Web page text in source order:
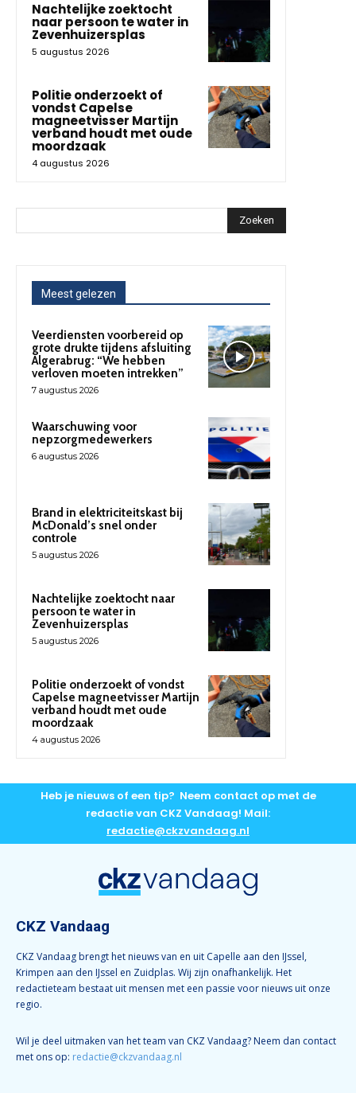
Nachtelijke zoektocht
naar persoon te water in
Zevenhuizersplas
5 augustus 2026
Politie onderzoekt of
vondst Capelse
magneetvisser Martijn
verband houdt met oude
moordzaak
4 augustus 2026
Zoeken
Meest gelezen
Veerdiensten voorbereid op
grote drukte tijdens afsluiting
Algerabrug: “We hebben
verloven moeten intrekken”
7 augustus 2026
Waarschuwing voor
nepzorgmedewerkers
6 augustus 2026
Brand in elektriciteitskast bij
McDonald’s snel onder
controle
5 augustus 2026
Nachtelijke zoektocht naar
persoon te water in
Zevenhuizersplas
5 augustus 2026
Politie onderzoekt of vondst
Capelse magneetvisser Martijn
verband houdt met oude
moordzaak
4 augustus 2026
Heb je nieuws of een tip? Neem contact op met de
redactie van CKZ Vandaag! Mail:
redactie@ckzvandaag.nl
CKZ Vandaag
CKZ Vandaag brengt het nieuws van en uit Capelle aan den IJssel,
Krimpen aan den IJssel en Zuidplas. Wij zijn onafhankelijk. Het
redactieteam bestaat uit mensen met een passie voor nieuws uit onze
regio.
Wil je deel uitmaken van het team van CKZ Vandaag? Neem dan contact
met ons op: redactie@ckzvandaag.nl